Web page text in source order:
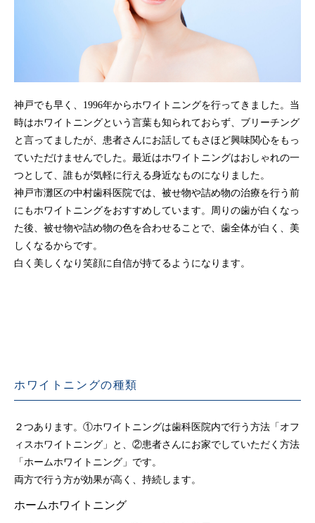
神戸でも早く、1996年からホワイトニングを行ってきました。当
時はホワイトニングという言葉も知られておらず、ブリーチング
と言ってましたが、患者さんにお話してもさほど興味関心をもっ
ていただけませんでした。最近はホワイトニングはおしゃれの一
つとして、誰もが気軽に行える身近なものになりました。
神戸市灘区の中村歯科医院では、被せ物や詰め物の治療を行う前
にもホワイトニングをおすすめしています。周りの歯が白くなっ
た後、被せ物や詰め物の色を合わせることで、歯全体が白く、美
しくなるからです。
白く美しくなり笑顔に自信が持てるようになります。
ホワイトニングの種類
２つあります。①ホワイトニングは歯科医院内で行う方法「オフ
ィスホワイトニング」と、②患者さんにお家でしていただく方法
「ホームホワイトニング」です。
両方で行う方が効果が高く、持続します。
ホームホワイトニング